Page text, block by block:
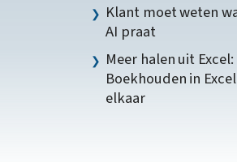
Klant moet weten
AI praat
Meer halen uit
Boekhouden in
elkaar